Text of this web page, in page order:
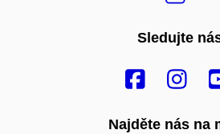
Sledujte
Najděte nás na